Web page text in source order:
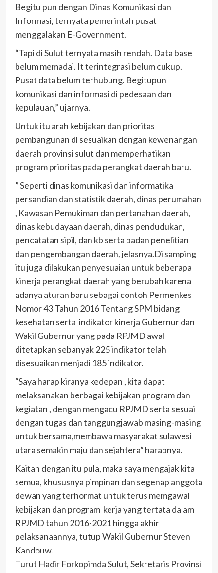
Begitu pun dengan Dinas Komunikasi dan
Informasi, ternyata pemerintah pusat
menggalakan E-Government.
“Tapi di Sulut ternyata masih rendah. Data base
belum memadai. It terintegrasi belum cukup.
Pusat data belum terhubung. Begitupun
komunikasi dan informasi di pedesaan dan
kepulauan,” ujarnya.
Untuk itu arah kebijakan dan prioritas
pembangunan di sesuaikan dengan kewenangan
daerah provinsi sulut dan memperhatikan
program prioritas pada perangkat daerah baru.
” Seperti dinas komunikasi dan informatika
persandian dan statistik daerah, dinas perumahan
, Kawasan Pemukiman dan pertanahan daerah,
dinas kebudayaan daerah, dinas pendudukan,
pencatatan sipil, dan kb serta badan penelitian
dan pengembangan daerah, jelasnya.Di samping
itu juga dilakukan penyesuaian untuk beberapa
kinerja perangkat daerah yang berubah karena
adanya aturan baru sebagai contoh Permenkes
Nomor 43 Tahun 2016 Tentang SPM bidang
kesehatan serta indikator kinerja Gubernur dan
Wakil Gubernur yang pada RPJMD awal
ditetapkan sebanyak 225 indikator telah
disesuaikan menjadi 185 indikator.
“Saya harap kiranya kedepan , kita dapat
melaksanakan berbagai kebijakan program dan
kegiatan , dengan mengacu RPJMD serta sesuai
dengan tugas dan tanggungjawab masing-masing
untuk bersama,membawa masyarakat sulawesi
utara semakin maju dan sejahtera” harapnya.
Kaitan dengan itu pula, maka saya mengajak kita
semua, khususnya pimpinan dan segenap anggota
dewan yang terhormat untuk terus memgawal
kebijakan dan program kerja yang tertata dalam
RPJMD tahun 2016-2021 hingga akhir
pelaksanaannya, tutup Wakil Gubernur Steven
Kandouw.
Turut Hadir Forkopimda Sulut, Sekretaris Provinsi